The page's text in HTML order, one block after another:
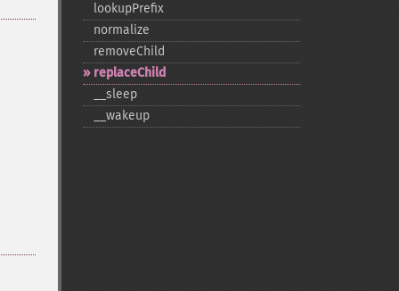
lookupPrefix
normalize
removeChild
replaceChild
_​_​sleep
_​_​wakeup